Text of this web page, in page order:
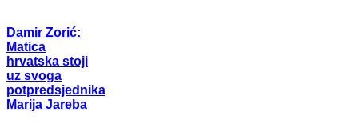
Damir Zorić:
Matica
hrvatska stoji
uz svoga
potpredsjednika
Marija Jareba